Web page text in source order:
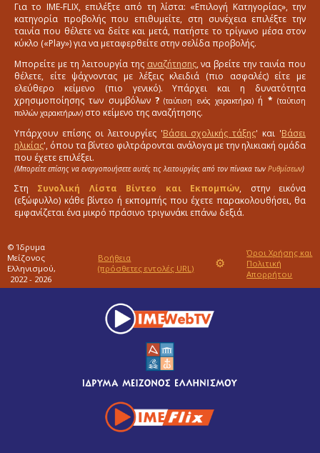
Για το IME-FLIX, επιλέξτε από τη λίστα: «Επιλογή Κατηγορίας», την
κατηγορία προβολής που επιθυμείτε, στη συνέχεια επιλέξτε την
ταινία που θέλετε να δείτε και μετά, πατήστε το τρίγωνο μέσα στον
κύκλο («Play») για να μεταφερθείτε στην σελίδα προβολής.
Μπορείτε με τη λειτουργία της αναζήτησης, να βρείτε την ταινία που
θέλετε, είτε ψάχνοντας με λέξεις κλειδιά (πιο ασφαλές) είτε με
ελεύθερο κείμενο (πιο γενικό). Υπάρχει και η δυνατότητα
χρησιμοποίησης των συμβόλων ? (ταύτιση ενός χαρακτήρα) ή * (ταύτιση
πολλών χαρακτήρων) στο κείμενο της αναζήτησης.
Υπάρχουν επίσης οι λειτουργίες 'Βάσει σχολικής τάξης' και 'Βάσει
ηλικίας', όπου τα βίντεο φιλτράρονται ανάλογα με την ηλικιακή ομάδα
που έχετε επιλέξει.
(Μπορείτε επίσης να ενεργοποιήσετε αυτές τις λειτουργίες από τον πίνακα των Ρυθμίσεων)
Στη Συνολική Λίστα Βίντεο και Εκπομπών, στην εικόνα
(εξώφυλλο) κάθε βίντεο ή εκπομπής που έχετε παρακολουθήσει, θα
εμφανίζεται ένα μικρό πράσινο τριγωνάκι επάνω δεξιά.
© Ίδρυμα
Μείζονος
Ελληνισμού,
2022 - 2026
Βοήθεια
(πρόσθετες εντολές URL)
⚙
Όροι Χρήσης και
Πολιτική
Απορρήτου